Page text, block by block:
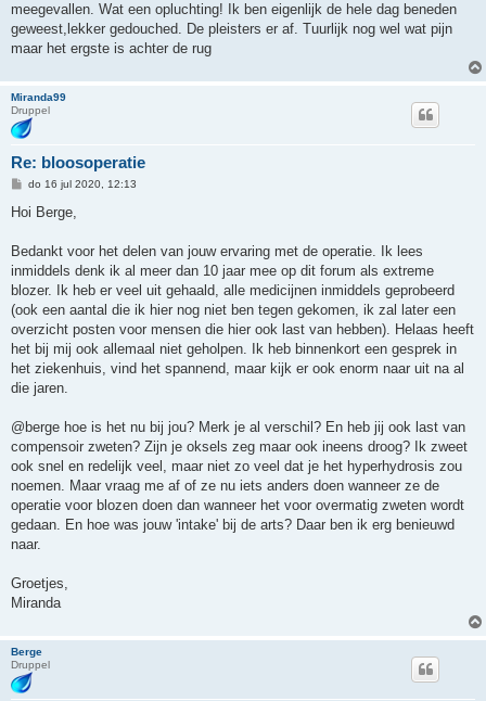
meegevallen. Wat een opluchting! Ik ben eigenlijk de hele dag beneden
geweest,lekker gedouched. De pleisters er af. Tuurlijk nog wel wat pijn
maar het ergste is achter de rug
Miranda99
Druppel
Re: bloosoperatie
B
r
h
do 16 jul 2020, 12:13
Hoi Berge,
Bedankt voor het delen van jouw ervaring met de operatie. Ik lees
inmiddels denk ik al meer dan 10 jaar mee op dit forum als extreme
blozer. Ik heb er veel uit gehaald, alle medicijnen inmiddels geprobeerd
(ook een aantal die ik hier nog niet ben tegen gekomen, ik zal later een
overzicht posten voor mensen die hier ook last van hebben). Helaas heeft
het bij mij ook allemaal niet geholpen. Ik heb binnenkort een gesprek in
het ziekenhuis, vind het spannend, maar kijk er ook enorm naar uit na al
die jaren.
@berge hoe is het nu bij jou? Merk je al verschil? En heb jij ook last van
compensoir zweten? Zijn je oksels zeg maar ook ineens droog? Ik zweet
ook snel en redelijk veel, maar niet zo veel dat je het hyperhydrosis zou
noemen. Maar vraag me af of ze nu iets anders doen wanneer ze de
operatie voor blozen doen dan wanneer het voor overmatig zweten wordt
gedaan. En hoe was jouw 'intake' bij de arts? Daar ben ik erg benieuwd
naar.
Groetjes,
Miranda
Berge
Druppel